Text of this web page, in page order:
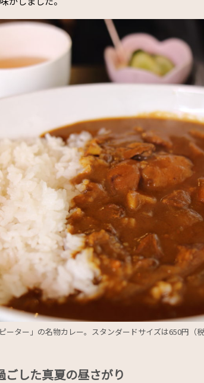
ピーター」の名物カレー。スタンダードサイズは650円（税
ごした真夏の昼さがり